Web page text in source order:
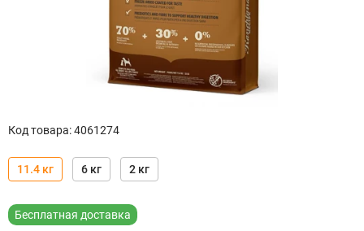
Код товара:4061274
11.4 кг 6 кг 2 кг
Бесплатная доставка